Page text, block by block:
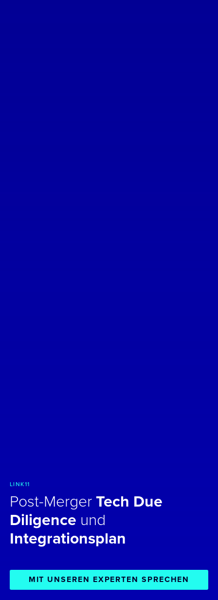
LINK11
Post-Merger Tech Due
Diligence und
Integrationsplan
MIT UNSEREN EXPERTEN SPRECHEN